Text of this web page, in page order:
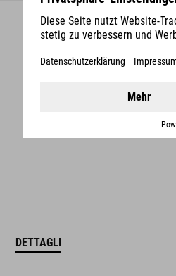
DETTAGLI
PANTALONI DA